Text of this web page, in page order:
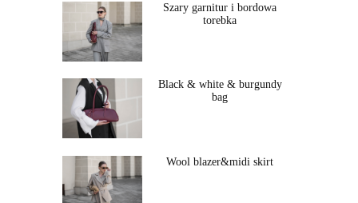
Szary garnitur i bordowa
torebka
Black & white & burgundy
bag
Wool blazer&midi skirt